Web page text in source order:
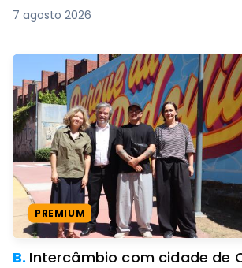
7 agosto 2026
PREMIUM
B. Intercâmbio com cidade de Cali